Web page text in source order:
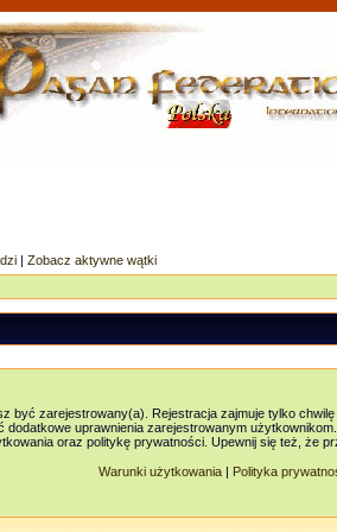
| Zobacz aktywne wątki
być zarejestrowany(a). Rejestracja zajmuje tylko
dodatkowe uprawnienia zarejestrowanym
oraz politykę prywatności. Upewnij się też, że
Warunki użytkowania | Polityka